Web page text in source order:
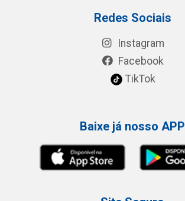
Redes Sociais
Instagram
Facebook
TikTok
Baixe já nosso APP